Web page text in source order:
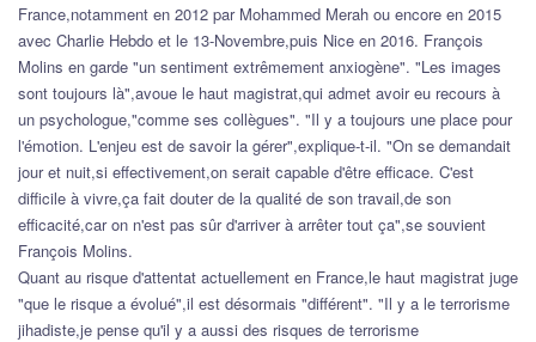
France,notamment en 2012 par Mohammed Merah ou encore en 2015
avec Charlie Hebdo et le 13-Novembre,puis Nice en 2016. François
Molins en garde "un sentiment extrêmement anxiogène". "Les images
sont toujours là",avoue le haut magistrat,qui admet avoir eu recours à
un psychologue,"comme ses collègues". "Il y a toujours une place pour
l'émotion. L'enjeu est de savoir la gérer",explique-t-il. "On se demandait
jour et nuit,si effectivement,on serait capable d'être efficace. C'est
difficile à vivre,ça fait douter de la qualité de son travail,de son
efficacité,car on n'est pas sûr d'arriver à arrêter tout ça",se souvient
François Molins.
Quant au risque d'attentat actuellement en France,le haut magistrat juge
"que le risque a évolué",il est désormais "différent". "Il y a le terrorisme
jihadiste,je pense qu'il y a aussi des risques de terrorisme